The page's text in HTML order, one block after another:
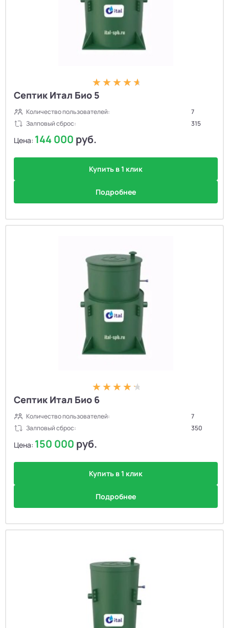
Септик Итал Био 5
Количество пользователей:
7
Залповый сброс:
315
Цена: 144 000 руб.
Купить в 1 клик
Подробнее
Септик Итал Био 6
Количество пользователей:
7
Залповый сброс:
350
Цена: 150 000 руб.
Купить в 1 клик
Подробнее